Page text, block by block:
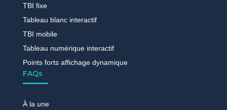
TBI fixe
Tableau blanc interactif
TBI mobile
Tableau numérique interactif
Points forts affichage dynamique
FAQs
À la une